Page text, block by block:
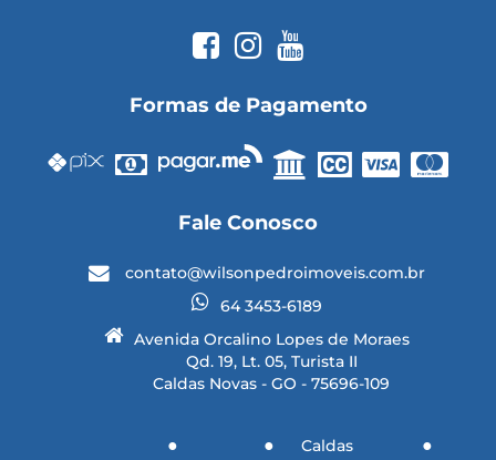
Formas de Pagamento
Fale Conosco
contato@wilsonpedroimoveis.com.br
64 3453-6189
Avenida Orcalino Lopes de Moraes
Qd. 19, Lt. 05, Turista II
Caldas Novas - GO - 75696-109
Caldas